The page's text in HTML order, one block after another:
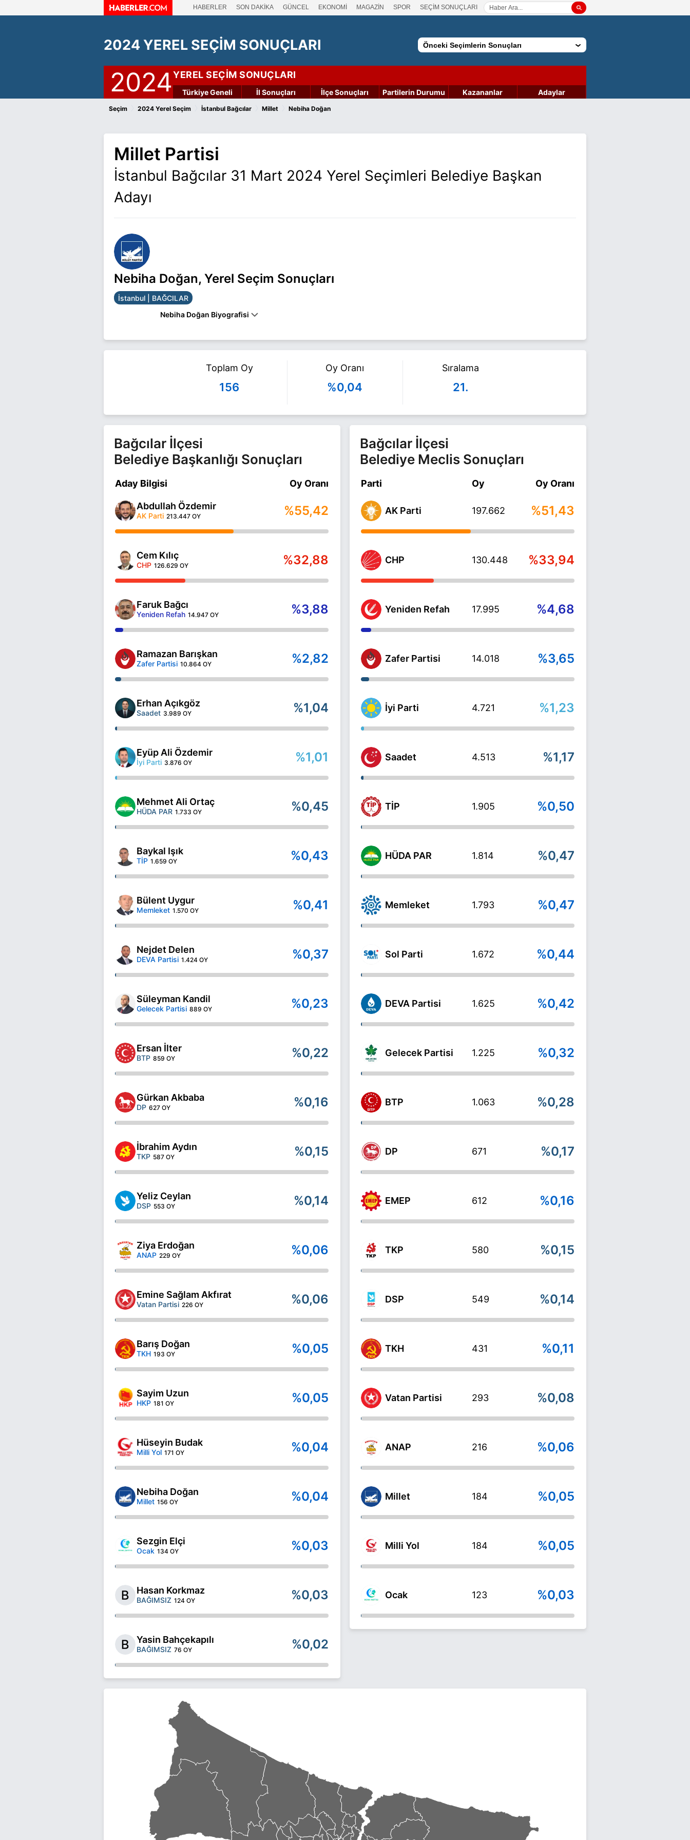
HABERLER SON DAKİKA GÜNCEL EKONOMİ MAGAZİN SPOR SEÇİM SONUÇLARI
2024 YEREL SEÇİM SONUÇLARI Önceki Seçimlerin Sonuçları
2024YEREL SEÇİM SONUÇLARI
Türkiye Geneli İl Sonuçları İlçe Sonuçları Partilerin Durumu Kazananlar Adaylar
Seçim 2024 Yerel Seçim İstanbul Bağcılar Millet Nebiha Doğan
Millet Partisi
İstanbul Bağcılar 31 Mart 2024 Yerel Seçimleri Belediye Başkan
Adayı
Nebiha Doğan, Yerel Seçim Sonuçları
İstanbul | BAĞCILAR
Nebiha Doğan Biyografisi
Doğan ile ilgili daha fazla bilgi için
Nebiha Doğan Haberleri
Toplam Oy
156
Oy Oranı
%0,04
Sıralama
21.
Bağcılar İlçesi
Belediye Başkanlığı Sonuçları
Aday Bilgisi Oy Oranı
Abdullah Özdemir
AK Parti 213.447 OY %55,42
Cem Kılıç
CHP 126.629 OY %32,88
Faruk Bağcı
Yeniden Refah 14.947 OY %3,88
Ramazan Barışkan
Zafer Partisi 10.864 OY %2,82
Erhan Açıkgöz
Saadet 3.989 OY %1,04
Eyüp Ali Özdemir
İyi Parti 3.876 OY %1,01
Mehmet Ali Ortaç
HÜDA PAR 1.733 OY %0,45
Baykal Işık
TİP 1.659 OY %0,43
Bülent Uygur
Memleket 1.570 OY %0,41
Nejdet Delen
DEVA Partisi 1.424 OY %0,37
Süleyman Kandil
Gelecek Partisi 889 OY %0,23
Ersan İlter
BTP 859 OY %0,22
Gürkan Akbaba
DP 627 OY %0,16
İbrahim Aydın
TKP 587 OY %0,15
Yeliz Ceylan
DSP 553 OY %0,14
Ziya Erdoğan
ANAP 229 OY %0,06
Emine Sağlam Akfırat
Vatan Partisi 226 OY %0,06
Barış Doğan
TKH 193 OY %0,05
Sayim Uzun
HKP 181 OY %0,05
Hüseyin Budak
Milli Yol 171 OY %0,04
Nebiha Doğan
Millet 156 OY %0,04
Sezgin Elçi
Ocak 134 OY %0,03
Hasan Korkmaz
BAĞIMSIZ 124 OY %0,03
Yasin Bahçekapılı
BAĞIMSIZ 76 OY %0,02
Bağcılar İlçesi
Belediye Meclis Sonuçları
Parti Oy Oy Oranı
AK Parti 197.662 %51,43
CHP 130.448 %33,94
Yeniden Refah 17.995 %4,68
Zafer Partisi 14.018 %3,65
İyi Parti 4.721 %1,23
Saadet 4.513 %1,17
TİP 1.905 %0,50
HÜDA PAR 1.814 %0,47
Memleket 1.793 %0,47
Sol Parti 1.672 %0,44
DEVA Partisi 1.625 %0,42
Gelecek Partisi 1.225 %0,32
BTP 1.063 %0,28
DP 671 %0,17
EMEP 612 %0,16
TKP 580 %0,15
DSP 549 %0,14
TKH 431 %0,11
Vatan Partisi 293 %0,08
ANAP 216 %0,06
Millet 184 %0,05
Milli Yol 184 %0,05
Ocak 123 %0,03